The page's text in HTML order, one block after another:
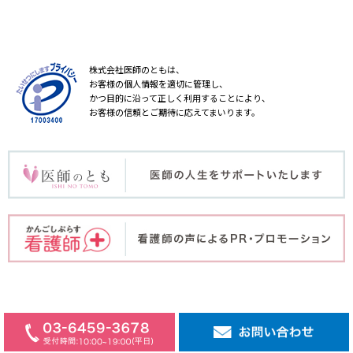
株式会社医師のともは、
お客様の個人情報を適切に管理し、
かつ目的に沿って正しく利用することにより、
お客様の信頼とご期待に応えてまいります。
COPYRIGHT © ISHINOTOMO Inc. ALL RIGHT RESERVED.